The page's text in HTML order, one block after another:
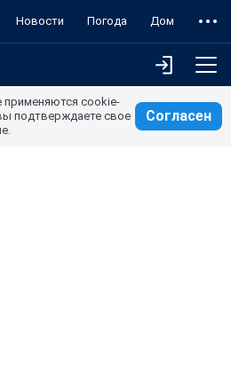
Новости Погода Дом
применяются cookie-
подтверждаете свое
Согласен